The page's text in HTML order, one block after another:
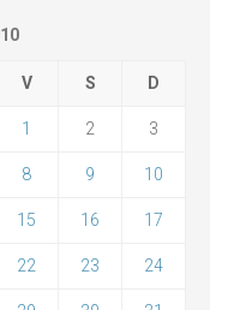
V S D
1 2 3
8 9 10
15 16 17
22 23 24